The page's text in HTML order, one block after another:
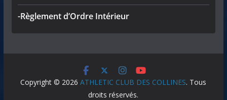
-Règlement d’Ordre Intérieur
Copyright © 2026ATHLETIC CLUB DES COLLINES. Tous
droits réservés.